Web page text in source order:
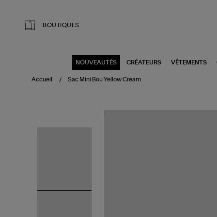
BOUTIQUES
NOUVEAUTÉS CRÉATEURS VÊTEMENTS
Accueil Sac Mini Bou Yellow Cream